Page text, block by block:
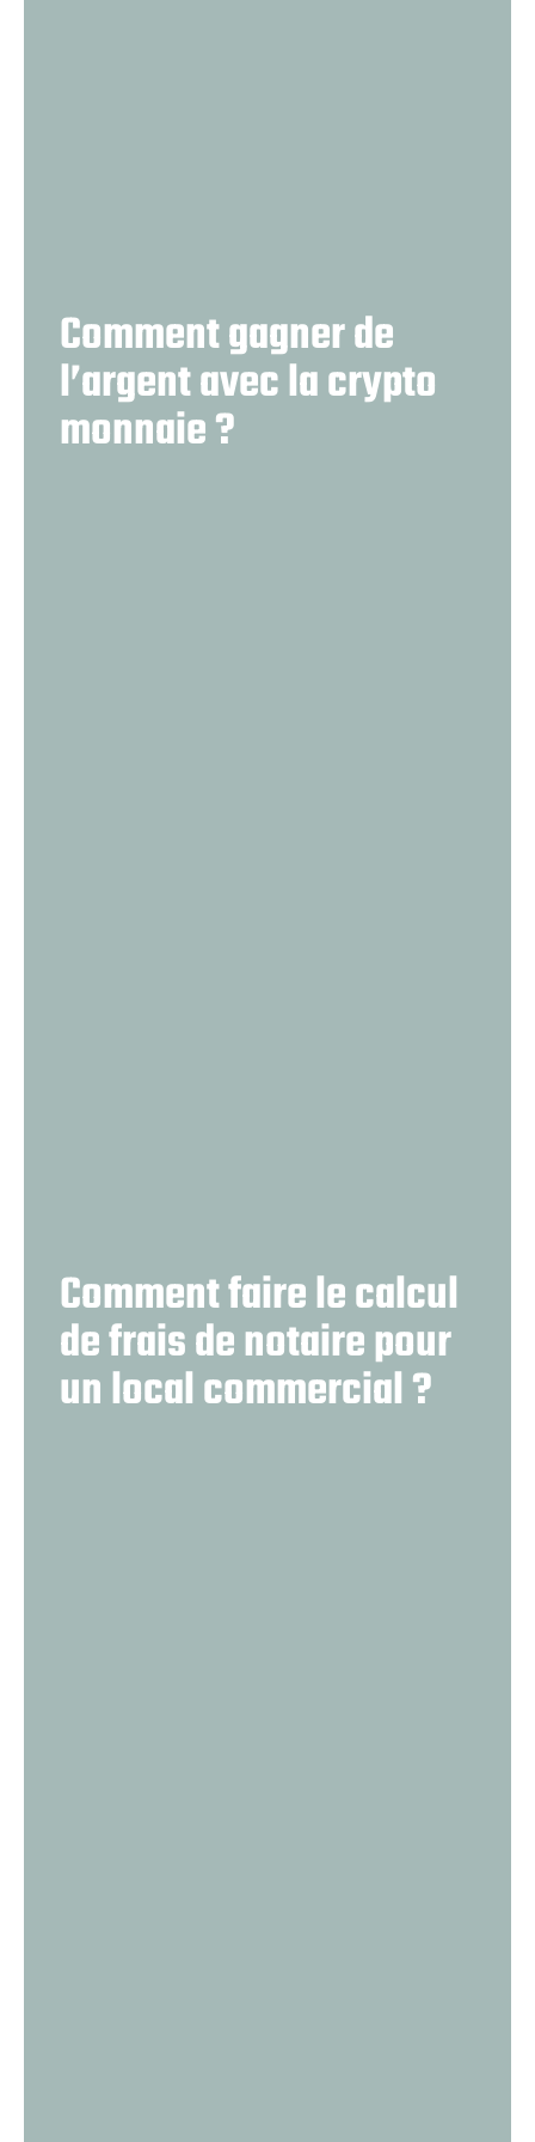
Comment gagner de
l’argent avec la crypto
monnaie ?
Comment faire le calcul
de frais de notaire pour
un local commercial ?